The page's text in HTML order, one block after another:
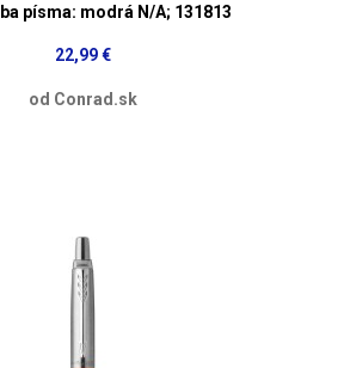
písma: modrá N/A; 131813
22,99 €
od Conrad.sk